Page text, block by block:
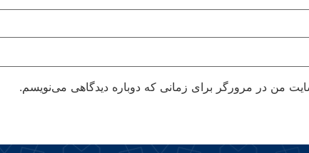
من در مرورگر برای زمانی که دوباره دیدگاهی می‌نویسم.